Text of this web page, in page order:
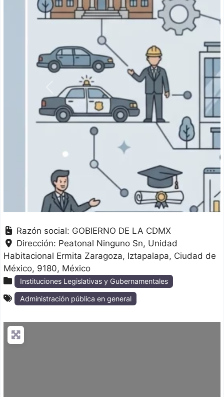
Anterior
Razón social: GOBIERNO DE LA CDMX
Dirección: Peatonal Ninguno Sn, Unidad
Habitacional Ermita Zaragoza Iztapalapa Ciudad de
México 9180 México
Instituciones Legislativas y Gubernamentales
Administración pública en general